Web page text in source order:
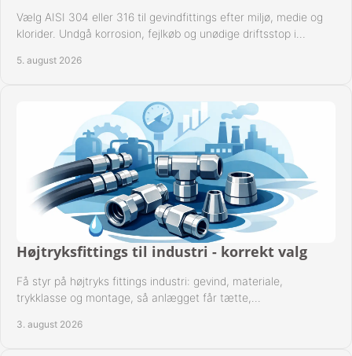
Vælg AISI 304 eller 316 til gevindfittings efter miljø, medie og
klorider. Undgå korrosion, fejlkøb og unødige driftsstop i
5. august 2026
Højtryksfittings til industri - korrekt valg
Få styr på højtryks fittings industri: gevind, materiale,
trykklasse og montage, så anlægget får tætte,
3. august 2026